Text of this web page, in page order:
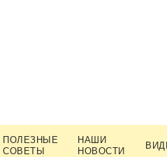
ПОЛЕЗНЫЕ
СОВЕТЫ
НАШИ
НОВОСТИ